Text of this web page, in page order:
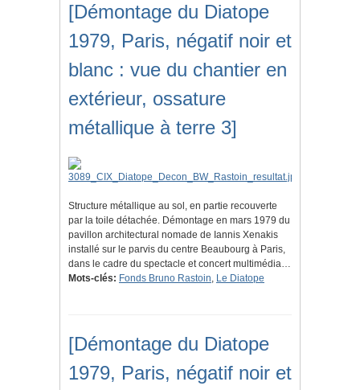
[Démontage du Diatope
1979, Paris, négatif noir et
blanc : vue du chantier en
extérieur, ossature
métallique à terre 3]
Structure métallique au sol, en partie recouverte
par la toile détachée. Démontage en mars 1979 du
pavillon architectural nomade de Iannis Xenakis
installé sur le parvis du centre Beaubourg à Paris,
dans le cadre du spectacle et concert multimédia…
Mots-clés: Fonds Bruno Rastoin, Le Diatope
[Démontage du Diatope
1979, Paris, négatif noir et